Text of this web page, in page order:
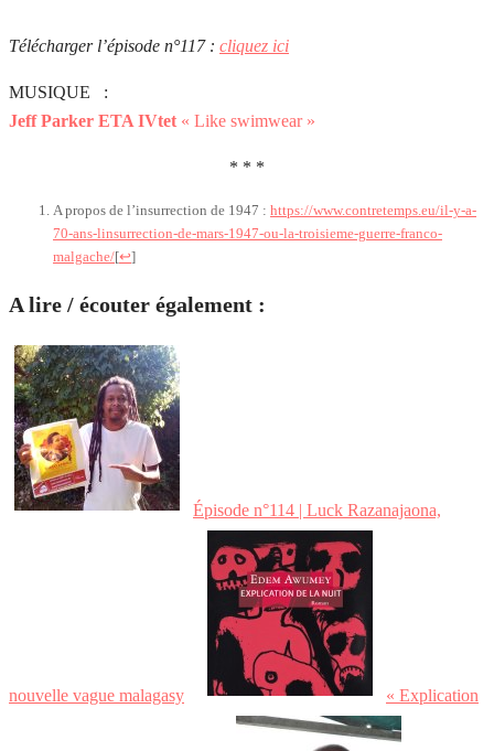
Télécharger l’épisode n°117 : cliquez ici
MUSIQUE :
Jeff Parker ETA IVtet « Like swimwear »
* * *
A propos de l’insurrection de 1947 : https://www.contretemps.eu/il-y-a-
70-ans-linsurrection-de-mars-1947-ou-la-troisieme-guerre-franco-
malgache/[↩]
A lire / écouter également :
Épisode n°114 | Luck Razanajaona,
nouvelle vague malagasy « Explication